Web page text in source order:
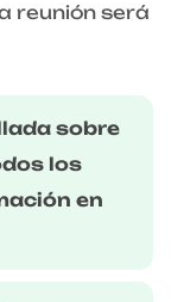
reunión será
sobre
los
en